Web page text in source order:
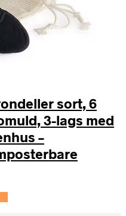
sort, 6
3-lags med
–